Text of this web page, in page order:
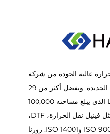
عالية الجودة من شركة
قوانغتشو هاويين لتقنية المواد الجديدة. وبفضل أكثر من 29
عامًا من الخبرة، يقدم مصنعنا الذي يبلغ مساحته 100,000
متر مربع منتجات رائعة مثل فينيل نقل الحرارة، DTF،
وفيلم PET الإطلاق. معتمد ISO 9001 وISO 14001. زورنا